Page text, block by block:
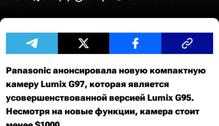
Panasonic анонсировала новую компактную
камеру Lumix G97, которая является
усовершенствованной версией Lumix G95.
Несмотря на новые функции, камера стоит